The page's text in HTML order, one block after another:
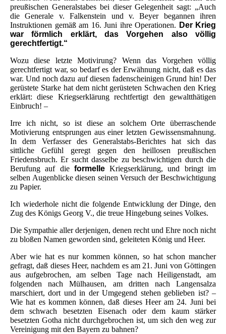
preußischen Generalstabes bei dieser Gelegenheit sagt: „Auch
die Generale v. Falkenstein und v. Beyer begannen ihren
Instruktionen gemäß am 16. Juni ihre Operationen. Der Krieg
war förmlich erklärt, das Vorgehen also völlig
gerechtfertigt.“
Wozu diese letzte Motivirung? Wenn das Vorgehen völlig
gerechtfertigt war, so bedarf es der Erwähnung nicht, daß es das
war. Und noch dazu auf diesen fadenscheinigen Grund hin! Der
gerüstete Starke hat dem nicht gerüsteten Schwachen den Krieg
erklärt: diese Kriegserklärung rechtfertigt den gewaltthätigen
Einbruch! –
Irre ich nicht, so ist diese an solchem Orte überraschende
Motivierung entsprungen aus einer letzten Gewissensmahnung.
In dem Verfasser des Generalstabs-Berichtes hat sich das
sittliche Gefühl geregt gegen den heillosen preußischen
Friedensbruch. Er sucht dasselbe zu beschwichtigen durch die
Berufung auf die formelleKriegserklärung, und bringt im
selben Augenblicke diesen seinen Versuch der Beschwichtigung
zu Papier.
Ich wiederhole nicht die folgende Entwicklung der Dinge, den
Zug des Königs Georg V., die treue Hingebung seines Volkes.
Die Sympathie aller derjenigen, denen recht und Ehre noch nicht
zu bloßen Namen geworden sind, geleiteten König und Heer.
Aber wie hat es nur kommen können, so hat schon mancher
gefragt, daß dieses Heer, nachdem es am 21. Juni von Göttingen
aus aufgebrochen, am selben Tage nach Heiligenstadt, am
folgenden nach Mülhausen, am dritten nach Langensalza
marschiert, dort und in der Umgegend stehen geblieben ist? –
Wie hat es kommen können, daß dieses Heer am 24. Juni bei
dem schwach besetzten Eisenach oder dem kaum stärker
besetzten Gotha nicht durchgebrochen ist, um sich den weg zur
Vereinigung mit den Bayern zu bahnen?